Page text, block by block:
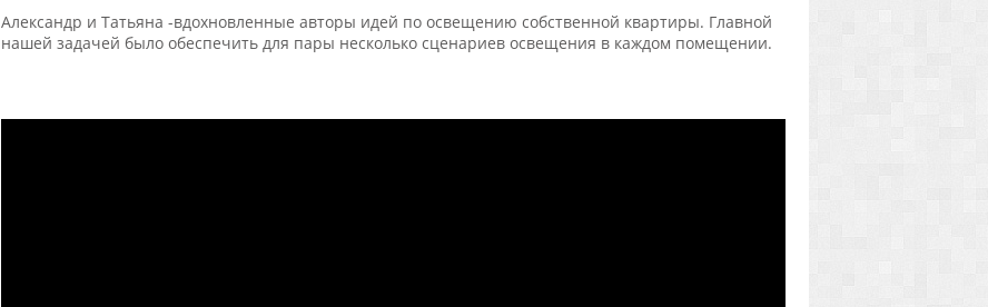
Александр и Татьяна -вдохновленные авторы идей по освещению собственной квартиры. Главной
нашей задачей было обеспечить для пары несколько сценариев освещения в каждом помещении.